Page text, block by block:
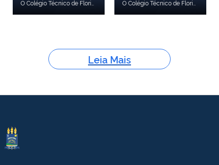
Leia Mais